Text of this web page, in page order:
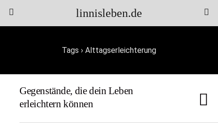
linnisleben.de
Tags › Alttagserleichterung
Gegenstände, die dein Leben
erleichtern können